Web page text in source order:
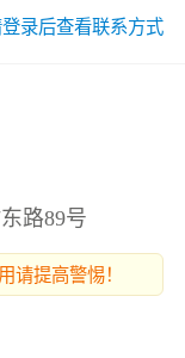
录后查看联系方式
路89号
请提高警惕！